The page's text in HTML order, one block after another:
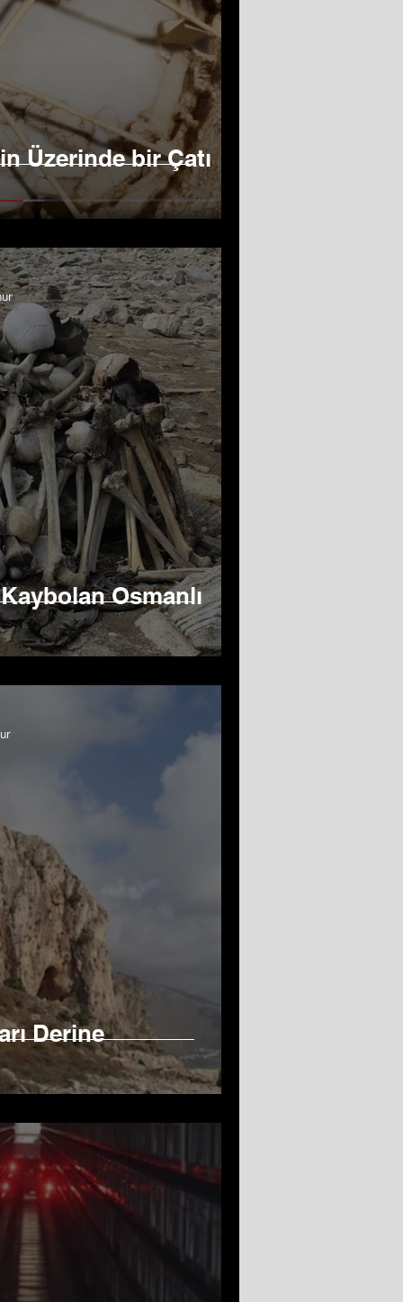
Üzerinde bir Çatı
Osmanlı
Derine